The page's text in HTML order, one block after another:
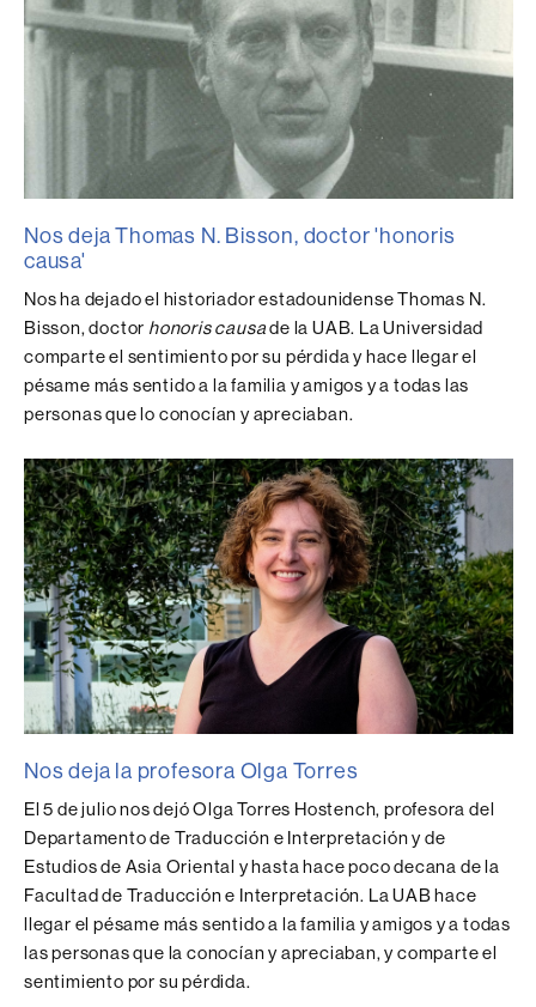
Nos deja Thomas N. Bisson, doctor 'honoris
causa'
Nos ha dejado el historiador estadounidense Thomas N.
Bisson, doctor honoris causade la UAB. La Universidad
comparte el sentimiento por su pérdida y hace llegar el
pésame más sentido a la familia y amigos y a todas las
personas que lo conocían y apreciaban.
Nos deja la profesora Olga Torres
El 5 de julio nos dejó Olga Torres Hostench, profesora del
Departamento de Traducción e Interpretación y de
Estudios de Asia Oriental y hasta hace poco decana de la
Facultad de Traducción e Interpretación. La UAB hace
llegar el pésame más sentido a la familia y amigos y a todas
las personas que la conocían y apreciaban, y comparte el
sentimiento por su pérdida.